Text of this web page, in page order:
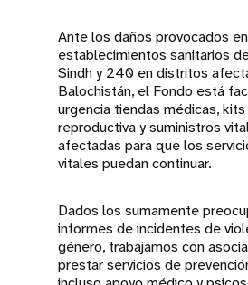
Ante los daños provocados
establecimientos sanitarios
Sindh y 240 en distritos
Balochistán, el Fondo está
urgencia tiendas médicas,
reproductiva y suministros
afectadas para que los
vitales puedan continuar.
Dados los sumamente
informes de incidentes de
género, trabajamos con
prestar servicios de